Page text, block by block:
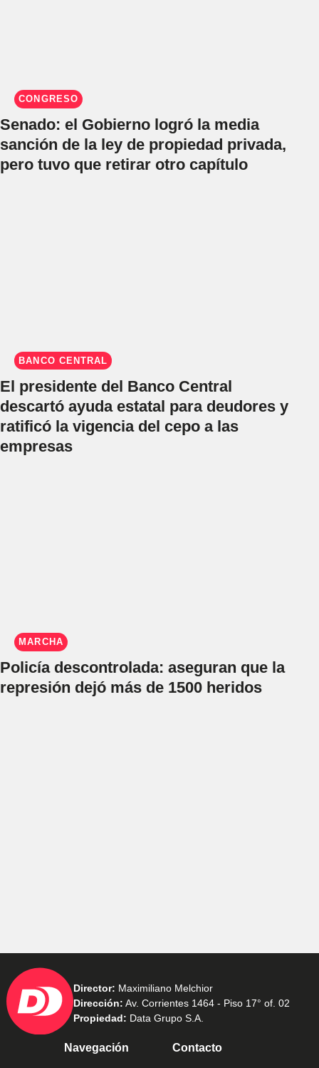
CONGRESO
Senado: el Gobierno logró la media
sanción de la ley de propiedad privada,
pero tuvo que retirar otro capítulo
BANCO CENTRAL
El presidente del Banco Central
descartó ayuda estatal para deudores y
ratificó la vigencia del cepo a las
empresas
MARCHA
Policía descontrolada: aseguran que la
represión dejó más de 1500 heridos
Director: Maximiliano Melchior
Dirección: Av. Corrientes 1464 - Piso 17° of. 02
Propiedad: Data Grupo S.A.
Navegación Contacto